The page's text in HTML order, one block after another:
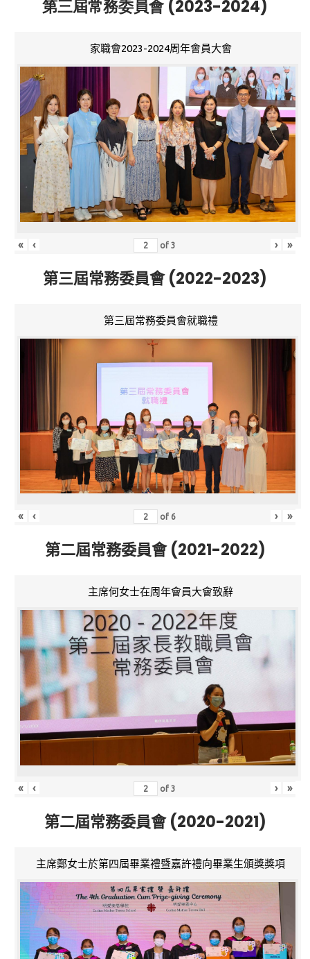
第三屆常務委員會 (2023-2024)
家職會2023-2024周年會員大會
« ‹ of3 › »
第三屆常務委員會 (2022-2023)
第三屆常務委員會就職禮
« ‹ of 6 › »
第二屆常務委員會 (2021-2022)
主席何女士在周年會員大會致辭
« ‹ of3 › »
第二屆常務委員會 (2020-2021)
主席鄭女士於第四屆畢業禮暨嘉許禮向畢業生頒獎獎項